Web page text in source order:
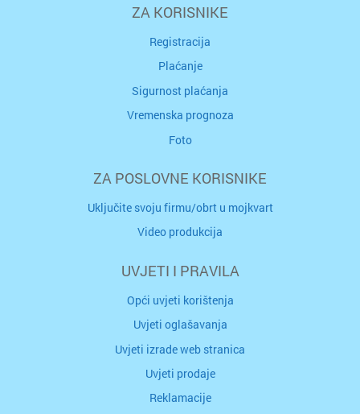
ZA KORISNIKE
Registracija
Plaćanje
Sigurnost plaćanja
Vremenska prognoza
Foto
ZA POSLOVNE KORISNIKE
Uključite svoju firmu/obrt u mojkvart
Video produkcija
UVJETI I PRAVILA
Opći uvjeti korištenja
Uvjeti oglašavanja
Uvjeti izrade web stranica
Uvjeti prodaje
Reklamacije